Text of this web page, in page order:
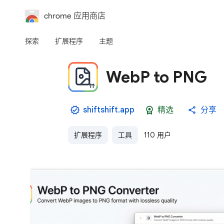
chrome 应用商店
探索 扩展程序 主题
WebP to PNG
shiftshift.app 精选 分享
扩展程序 工具 110 用户